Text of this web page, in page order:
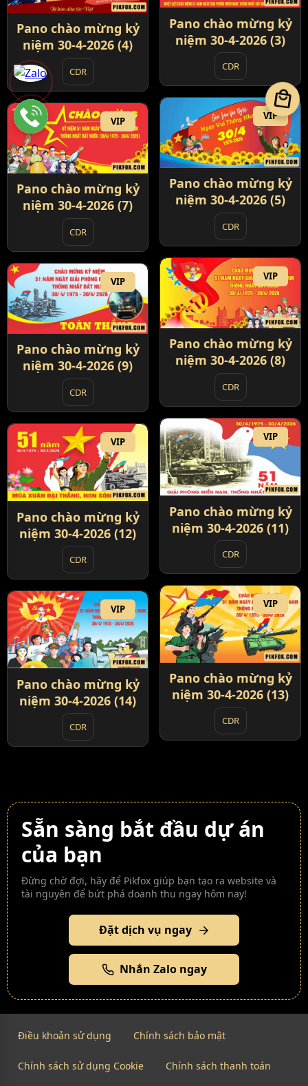
Pano chào mừng kỷ
niệm 30-4-2026 (3)
CDR
Pano chào mừng kỷ
niệm 30-4-2026 (4)
CDR
VIP
Pano chào mừng kỷ
niệm 30-4-2026 (5)
CDR
VIP
Pano chào mừng kỷ
niệm 30-4-2026 (7)
CDR
VIP
Pano chào mừng kỷ
niệm 30-4-2026 (8)
CDR
VIP
Pano chào mừng kỷ
niệm 30-4-2026 (9)
CDR
VIP
Pano chào mừng kỷ
niệm 30-4-2026 (11)
CDR
VIP
Pano chào mừng kỷ
niệm 30-4-2026 (12)
CDR
VIP
Pano chào mừng kỷ
niệm 30-4-2026 (13)
CDR
VIP
Pano chào mừng kỷ
niệm 30-4-2026 (14)
CDR
Sẵn sàng bắt đầu dự án
của bạn
Đừng chờ đợi, hãy để Pikfox giúp bạn tạo ra website và
tài nguyên để bứt phá doanh thu ngay hôm nay!
Đặt dịch vụ ngay
Nhắn Zalo ngay
Điều khoản sử dụng Chính sách bảo mật
Chính sách sử dụng Cookie Chính sách thanh toán
local_mall